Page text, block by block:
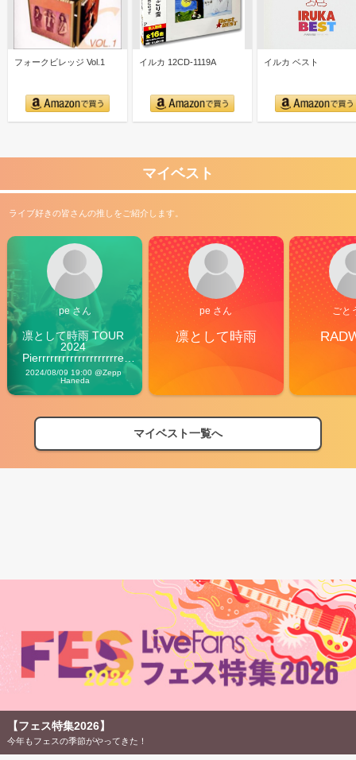
フォークビレッジ Vol.1 イルカ 12CD-1119A イルカ ベスト
マイベスト
ライブ好きの皆さんの推しをご紹介します。
pe さん
凛として時雨 TOUR
2024
Pierrrrrrrrrrrrrrrrrrrre
Vibes
2024/08/09 19:00 @Zepp
Haneda
pe さん
凛として時雨
ごと
マイベスト一覧へ
【フェス特集2026】
今年もフェスの季節がやってきた！